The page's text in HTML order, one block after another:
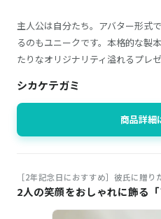
主人公は自分たち。アバター形式
るのもユニークです。本格的な製
たりなオリジナリティ溢れるプレ
シカケテガミ
商品詳細
［2年記念日におすすめ］彼氏に贈り
2人の笑顔をおしゃれに飾る「